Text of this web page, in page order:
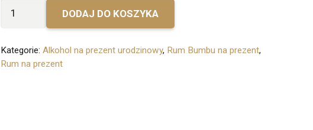
ilość
Urodzinowe
DODAJ DO KOSZYKA
Kategorie: Alkohol na prezent urodzinowy, Rum Bumbu na prezent,
Rum na prezent